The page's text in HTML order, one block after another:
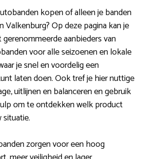
kopen of alleen je banden
Valkenburg? Op deze pagina kan je
aanbieders van
voor alle seizoenen en lokale
je snel en voordelig een
laten doen. Ook tref je hier nuttige
uitlijnen en balanceren en gebruik
om te ontdekken welk product
zorgen voor een hoog